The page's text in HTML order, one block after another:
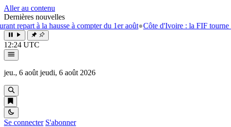
Aller au contenu
Dernières nouvelles
à la hausse à compter du 1er août●Côte d'Ivoire : la FIF tourne la
12:24 UTC
jeu., 6 août jeudi, 6 août 2026
Se connecter S'abonner